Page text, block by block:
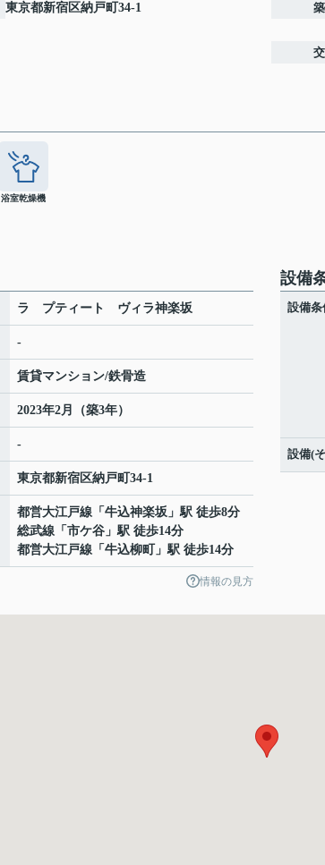
東京都新宿区納戸町 34-1
浴室乾燥機
ラ プティート ヴィラ神楽坂
-
賃貸マンション/鉄骨造
2023年2月（築3年）
-
東京都新宿区納戸町 34-1
都営大江戸線 「 牛込神楽坂 」駅 徒歩8分
総武線 「 市ケ谷 」駅 徒歩14分
都営大江戸線 「 牛込柳町 」駅 徒歩14分
情報の見方
設備
設備条
設備(